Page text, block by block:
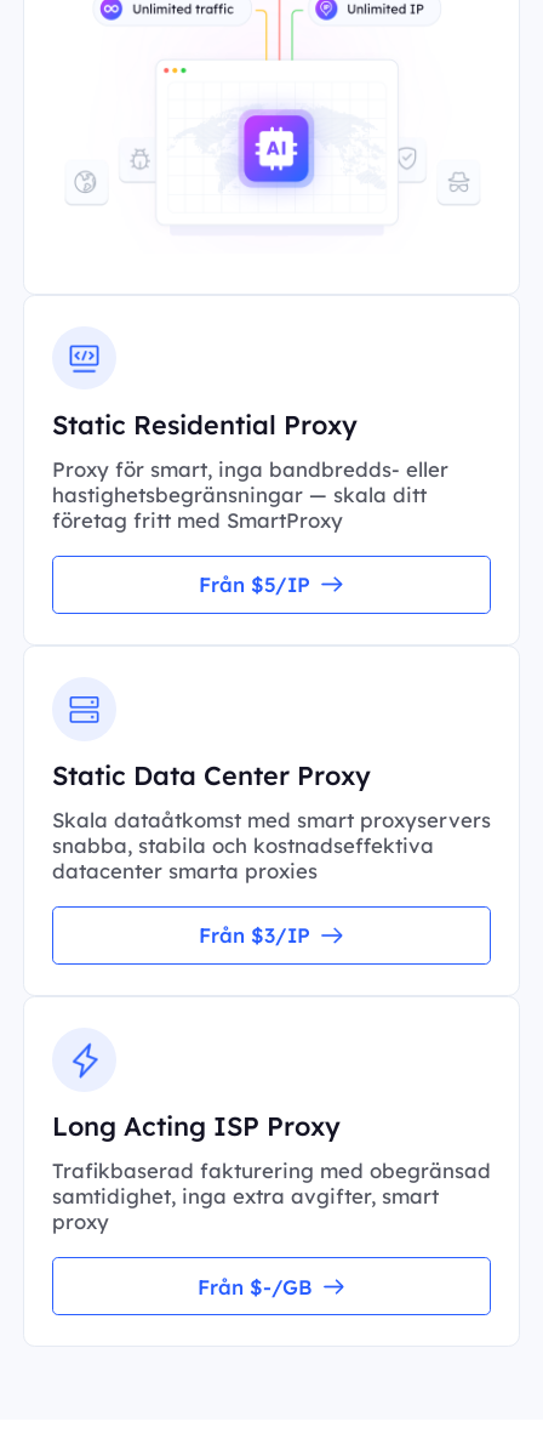
Static Residential Proxy
Proxy för smart, inga bandbredds- eller
hastighetsbegränsningar — skala ditt
företag fritt med SmartProxy
Från $5/IP
Static Data Center Proxy
Skala dataåtkomst med smart proxyservers
snabba, stabila och kostnadseffektiva
datacenter smarta proxies
Från $3/IP
Long Acting ISP Proxy
Trafikbaserad fakturering med obegränsad
samtidighet, inga extra avgifter, smart
proxy
Från $-/GB